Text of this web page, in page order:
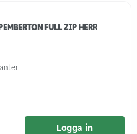
FULL ZIP HERR
Logga in